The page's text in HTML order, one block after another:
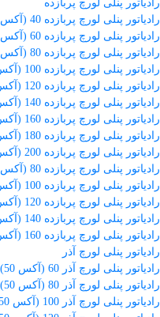
رادیاتور پنلی لورچ پربازده
رادیاتور پنلی لورچ پربازده 40 (آکس 50)
رادیاتور پنلی لورچ پربازده 60 (آکس 50)
رادیاتور پنلی لورچ پربازده 80 (آکس 50)
رادیاتور پنلی لورچ پربازده 100 (آکس 50)
رادیاتور پنلی لورچ پربازده 120 (آکس 50)
رادیاتور پنلی لورچ پربازده 140 (آکس 50)
رادیاتور پنلی لورچ پربازده 160 (آکس 50)
رادیاتور پنلی لورچ پربازده 180 (آکس 50)
رادیاتور پنلی لورچ پربازده 200 (آکس 50)
رادیاتور پنلی لورچ پربازده 80 (آکس 25)
رادیاتور پنلی لورچ پربازده 100 (آکس 25)
رادیاتور پنلی لورچ پربازده 120 (آکس 25)
رادیاتور پنلی لورچ پربازده 140 (آکس 25)
رادیاتور پنلی لورچ پربازده 160 (آکس 25)
رادیاتور پنلی لورچ آذر
رادیاتور پنلی لورچ آذر 60 (آکس 50)
رادیاتور پنلی لورچ آذر 80 (آکس 50)
رادیاتور پنلی لورچ آذر 100 (آکس 50)